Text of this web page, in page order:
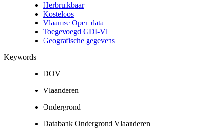
Herbruikbaar
Kosteloos
Vlaamse Open data
Toegevoegd GDI-Vl
Geografische gegevens
Keywords
DOV
Vlaanderen
Ondergrond
Databank Ondergrond Vlaanderen